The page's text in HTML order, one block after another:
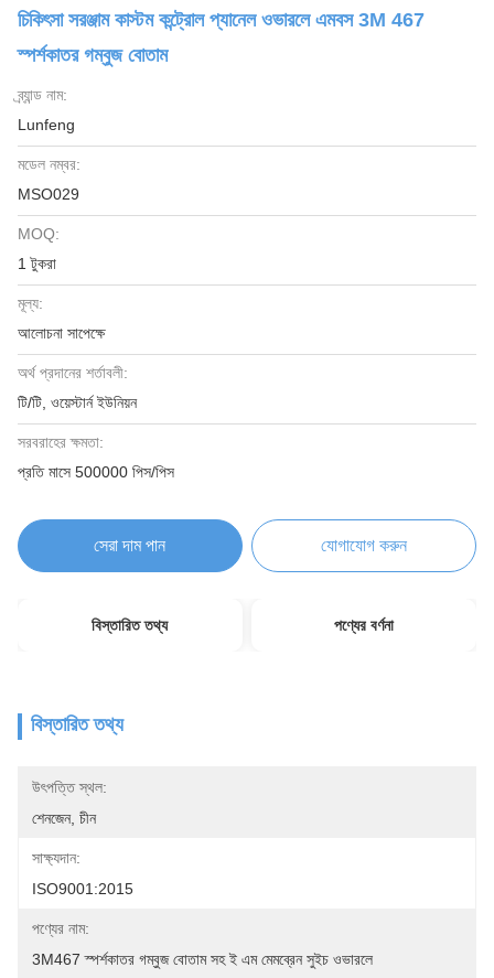
চিকিৎসা সরঞ্জাম কাস্টম কন্ট্রোল প্যানেল ওভারলে এমবস 3M 467
স্পর্শকাতর গম্বুজ বোতাম
ব্র্যান্ড নাম:
Lunfeng
মডেল নম্বর:
MSO029
MOQ:
1 টুকরা
মূল্য:
আলোচনা সাপেক্ষে
অর্থ প্রদানের শর্তাবলী:
টি/টি, ওয়েস্টার্ন ইউনিয়ন
সরবরাহের ক্ষমতা:
প্রতি মাসে 500000 পিস/পিস
সেরা দাম পান যোগাযোগ করুন
বিস্তারিত তথ্য পণ্যের বর্ণনা
বিস্তারিত তথ্য
উৎপত্তি স্থল:
শেনজেন, চীন
সাক্ষ্যদান:
ISO9001:2015
পণ্যের নাম:
3M467 স্পর্শকাতর গম্বুজ বোতাম সহ ই এম মেমব্রেন সুইচ ওভারলে